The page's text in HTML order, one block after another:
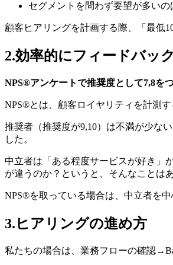
セグメントを問わず要望が多い
顧客ヒアリングを計画する際、「最低
2.効率的にフィードバッ
NPS®アンケートで推奨度として7,8を
NPS®とは、顧客ロイヤリティを計測
推奨者（推奨度が9,10）は不満が少な
した。
中立者は「ある程度サービスが好き」
が違うのか？というと、そんなことは
NPS®を取っている場合は、中立者を
3.ヒアリングの進め方
私たちの場合は、業務フローの確認